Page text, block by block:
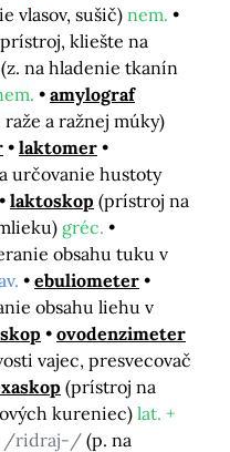
vlasov, sušič) nem.
kliešte na
(z. na hladenie tkanín
amylograf
a ražnej múky)
laktomer
určovanie hustoty
laktoskop (prístroj na
gréc.
obsahu tuku v
ebuliometer
obsahu liehu v
ovodenzimeter
vajec, presvecovač
(prístroj na
kureniec) lat. +
/ridraj-/ (p. na